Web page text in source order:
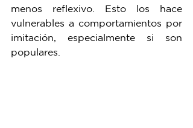
menos reflexivo. Esto los hace
vulnerables a comportamientos por
imitación, especialmente si son
populares.